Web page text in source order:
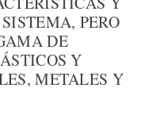
PERO
DE
Y
METALES Y